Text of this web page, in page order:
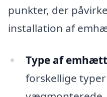
punkter, der
installation af
Type af
forskellige